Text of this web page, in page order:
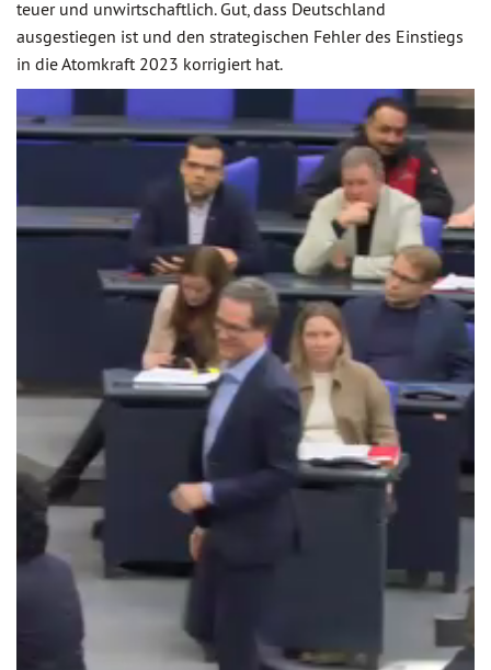
teuer und unwirtschaftlich. Gut, dass Deutschland
ausgestiegen ist und den strategischen Fehler des Einstiegs
in die Atomkraft 2023 korrigiert hat.